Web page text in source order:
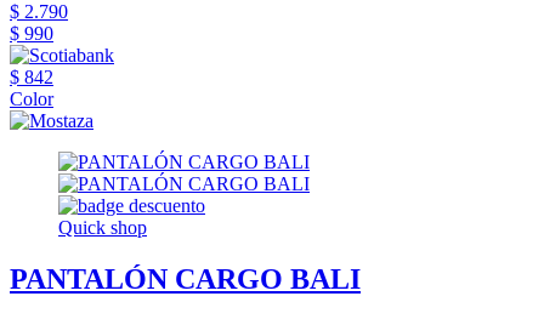
$ 2.790
$ 990
$ 842
Color
Quick shop
PANTALÓN CARGO BALI